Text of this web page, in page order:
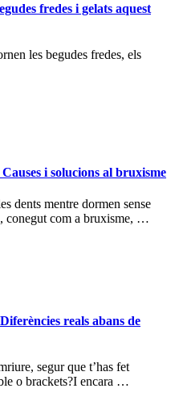
fredes i gelats aquest
les begudes fredes, els
i solucions al bruxisme
dents mentre dormen sense
conegut com a bruxisme, …
reals abans de
segur que t’has fet
o brackets?I encara …